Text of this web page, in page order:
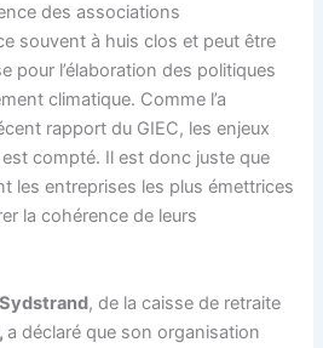
des associations
souvent à huis clos et peut être
pour l’élaboration des politiques
climatique. Comme l’a
rapport du GIEC, les enjeux
compté. Il est donc juste que
les entreprises les plus émettrices
la cohérence de leurs
, de la caisse de retraite
a déclaré que son organisation